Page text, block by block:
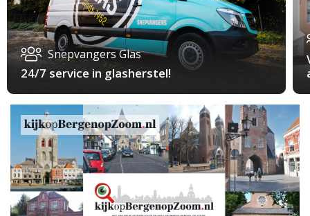
Snepvangers Glas
24/7 service in glasherstel!